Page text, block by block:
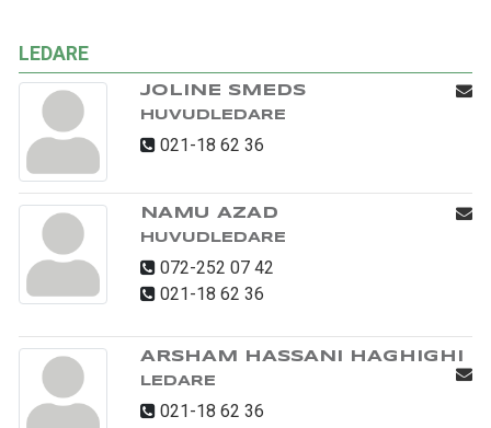
LEDARE
JOLINE SMEDS
HUVUDLEDARE
021-18 62 36
NAMU AZAD
HUVUDLEDARE
072-252 07 42
021-18 62 36
ARSHAM HASSANI HAGHIGHI
LEDARE
021-18 62 36